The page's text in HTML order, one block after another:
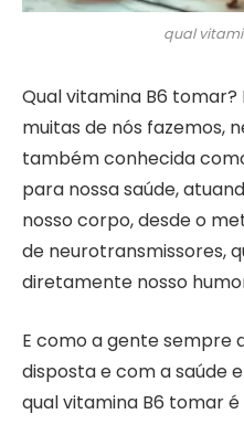
qual
Qual vitamina B6
muitas de nós fazemos,
também conhecida
para nossa saúde,
nosso corpo, desde o
de neurotransmissores,
diretamente nosso
E como a gente sempre
disposta e com a saúde
qual vitamina B6 tomar